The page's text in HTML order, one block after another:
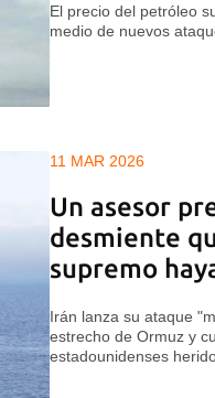
El precio del petróleo
medio de nuevos
11 MAR 2026
Un asesor
desmiente
supremo
Irán lanza su ataque
estrecho de Ormuz y
estadounidenses